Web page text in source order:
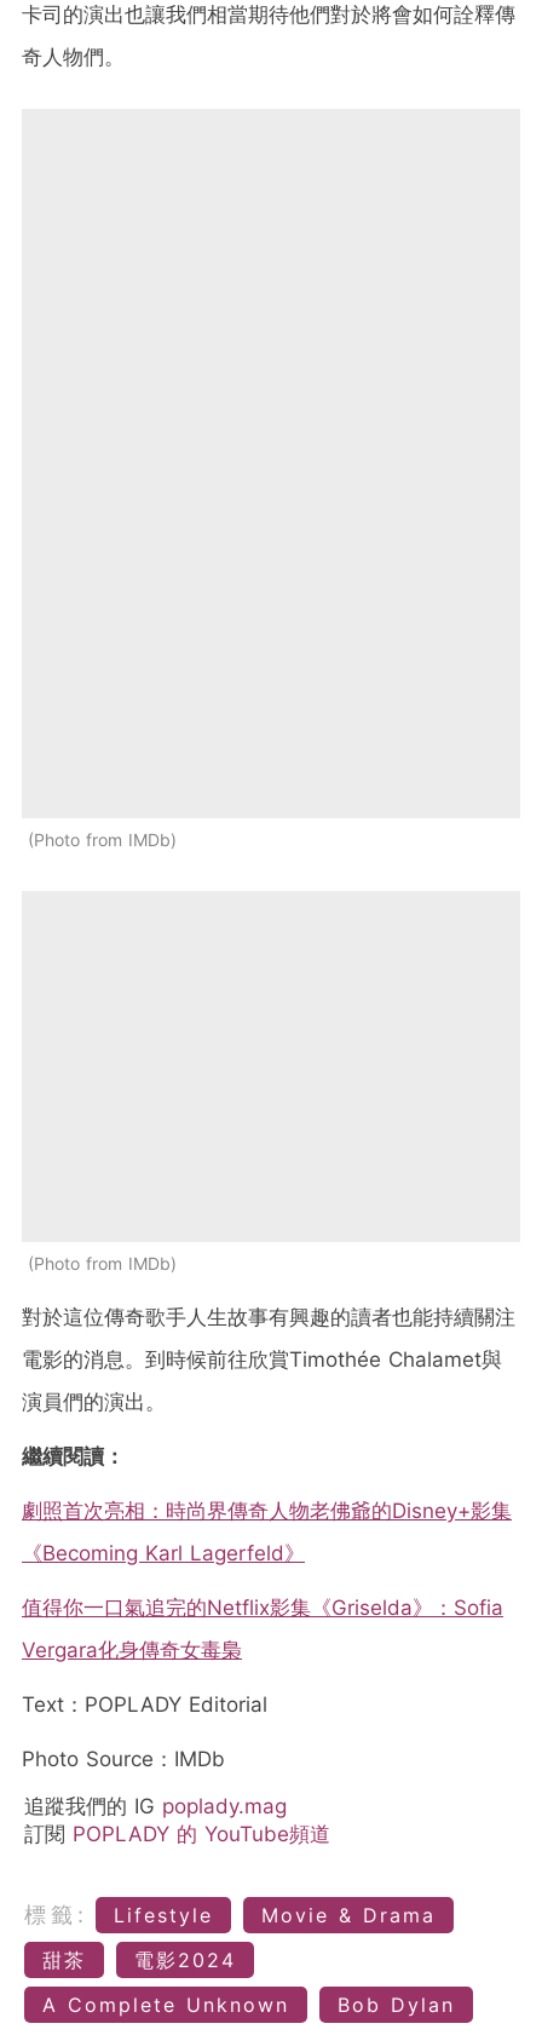
卡司的演出也讓我們相當期待他們對於將會如何詮釋傳
奇人物們。
Photo from IMDb
Photo from IMDb
對於這位傳奇歌手人生故事有興趣的讀者也能持續關注
電影的消息。到時候前往欣賞Timothée Chalamet與
演員們的演出。
繼續閱讀：
劇照首次亮相：時尚界傳奇人物老佛爺的Disney+影集
《Becoming Karl Lagerfeld》
值得你一口氣追完的Netflix影集《Griselda》：Sofia
Vergara化身傳奇女毒梟
Text：POPLADY Editorial
Photo Source：IMDb
追蹤我們的 IG poplady.mag
訂閱 POPLADY 的 YouTube頻道
標籤: Lifestyle
Movie & Drama
甜茶
電影2024
A Complete Unknown
Bob Dylan